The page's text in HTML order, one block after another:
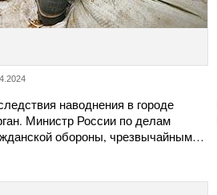
наводнения в городе
Министр России по делам
обороны, чрезвычайным…